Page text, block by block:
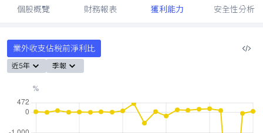
個股概覽 財務報表 獲利能力 安全性分析
業外收支佔稅前淨利比
近5年 季報